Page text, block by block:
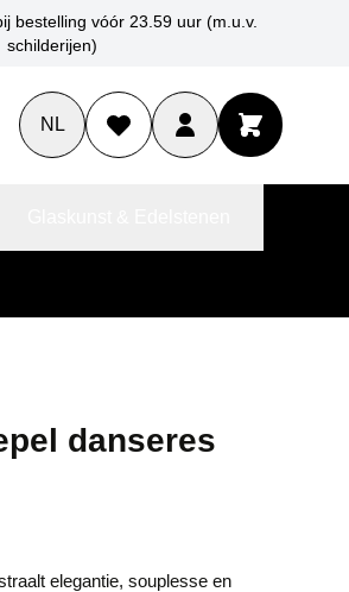
bestelling vóór 23.59 uur (m.u.v.
schilderijen)
NL
danseres
elegantie, souplesse en